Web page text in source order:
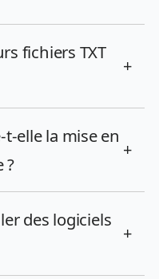
fichiers TXT
+
elle la mise en
?
+
des logiciels
+